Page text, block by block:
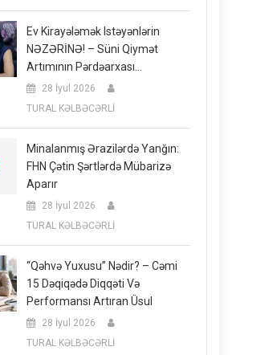
Ev Kirayələmək Istəyənlərin
NƏZƏRİNƏ! – Süni Qiymət
Artımının Pərdəarxası…
28 İyul 2026
TURAL KƏLBƏCƏRLİ
Minalanmış Ərazilərdə Yanğın:
FHN Çətin Şərtlərdə Mübarizə
Aparır
28 İyul 2026
TURAL KƏLBƏCƏRLİ
“Qəhvə Yuxusu” Nədir? – Cəmi
15 Dəqiqədə Diqqəti Və
Performansı Artıran Üsul
28 İyul 2026
TURAL KƏLBƏCƏRLİ